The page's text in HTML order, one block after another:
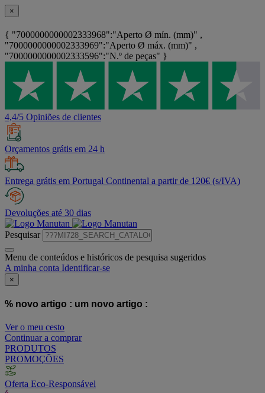
×
{ "7000000000002333968":"Aperto Ø mín. (mm)" ,
"7000000000002333969":"Aperto Ø máx. (mm)" ,
"7000000000002333596":"N.º de peças" }
4,4/5 Opiniões de clientes
Orçamentos grátis em 24 h
Entrega grátis em Portugal Continental a partir de 120€ (s/IVA)
Devoluções até 30 dias
Pesquisar
Menu de conteúdos e históricos de pesquisa sugeridos
A minha conta Identificar-se
×
% novo artigo : um novo artigo :
Ver o meu cesto
Continuar a comprar
PRODUTOS
PROMOÇÕES
Oferta Eco-Responsável